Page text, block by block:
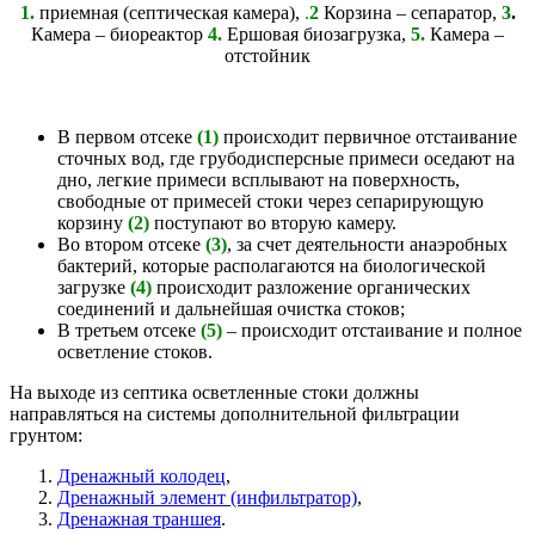
1.приемная (септическая камера), .2Корзина – сепаратор, 3.
Камера – биореактор 4. Ершовая биозагрузка, 5. Камера –
отстойник
В первом отсеке (1) происходит первичное отстаивание
сточных вод, где грубодисперсные примеси оседают на
дно, легкие примеси всплывают на поверхность,
свободные от примесей стоки через сепарирующую
корзину (2) поступают во вторую камеру.
Во втором отсеке (3), за счет деятельности анаэробных
бактерий, которые располагаются на биологической
загрузке (4) происходит разложение органических
соединений и дальнейшая очистка стоков;
В третьем отсеке (5) – происходит отстаивание и полное
осветление стоков.
На выходе из септика осветленные стоки должны
направляться на системы дополнительной фильтрации
грунтом:
Дренажный колодец,
Дренажный элемент (инфильтратор),
Дренажная траншея.